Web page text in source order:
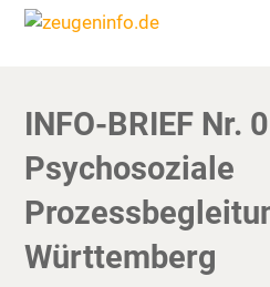
INFO-BRIEF Nr.
Psychosoziale
Württemberg